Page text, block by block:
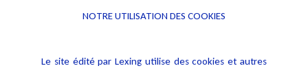
Alerte professionnelle
NOTRE UTILISATION DES COOKIES
Le site édité par Lexing utilise des cookies et autres